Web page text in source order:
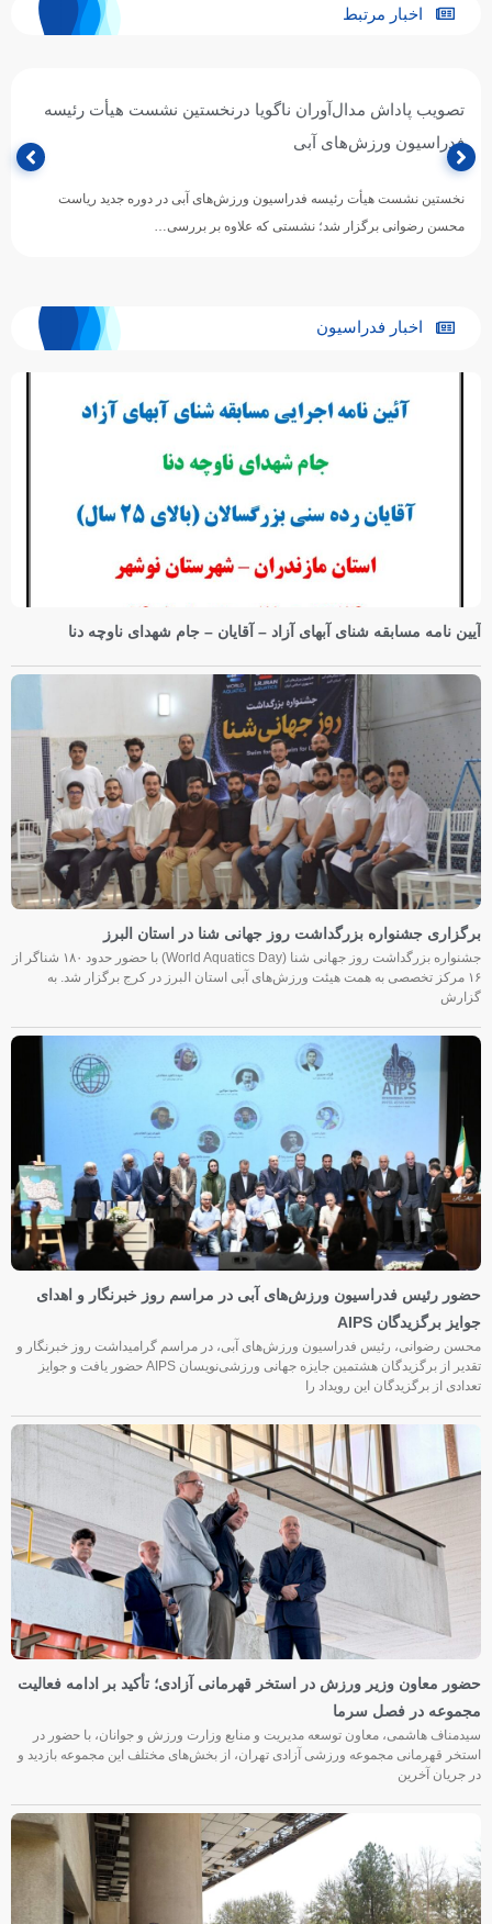
اخبار مرتبط
تصویب پاداش مدال‌آوران ناگویا درنخستین نشست هیأت رئیسه
فدراسیون ورزش‌های آبی
نخستین نشست هیأت رئیسه فدراسیون ورزش‌های آبی در دوره جدید ریاست
محسن رضوانی برگزار شد؛ نشستی که علاوه بر بررسی…
اخبار فدراسیون
آیین نامه مسابقه شنای آبهای آزاد – آقایان – جام شهدای ناوچه دنا
برگزاری جشنواره بزرگداشت روز جهانی شنا در استان البرز
جشنواره بزرگداشت روز جهانی شنا (World Aquatics Day) با حضور حدود ۱۸۰ شناگر از
۱۶ مرکز تخصصی به همت هیئت ورزش‌های آبی استان البرز در کرج برگزار شد. به
گزارش
حضور رئیس فدراسیون ورزش‌های آبی در مراسم روز خبرنگار و اهدای
جوایز برگزیدگان AIPS
محسن رضوانی، رئیس فدراسیون ورزش‌های آبی، در مراسم گرامیداشت روز خبرنگار و
تقدیر از برگزیدگان هشتمین جایزه جهانی ورزشی‌نویسان AIPS حضور یافت و جوایز
تعدادی از برگزیدگان این رویداد را
حضور معاون وزیر ورزش در استخر قهرمانی آزادی؛ تأکید بر ادامه فعالیت
مجموعه در فصل سرما
سیدمناف هاشمی، معاون توسعه مدیریت و منابع وزارت ورزش و جوانان، با حضور در
استخر قهرمانی مجموعه ورزشی آزادی تهران، از بخش‌های مختلف این مجموعه بازدید و
در جریان آخرین